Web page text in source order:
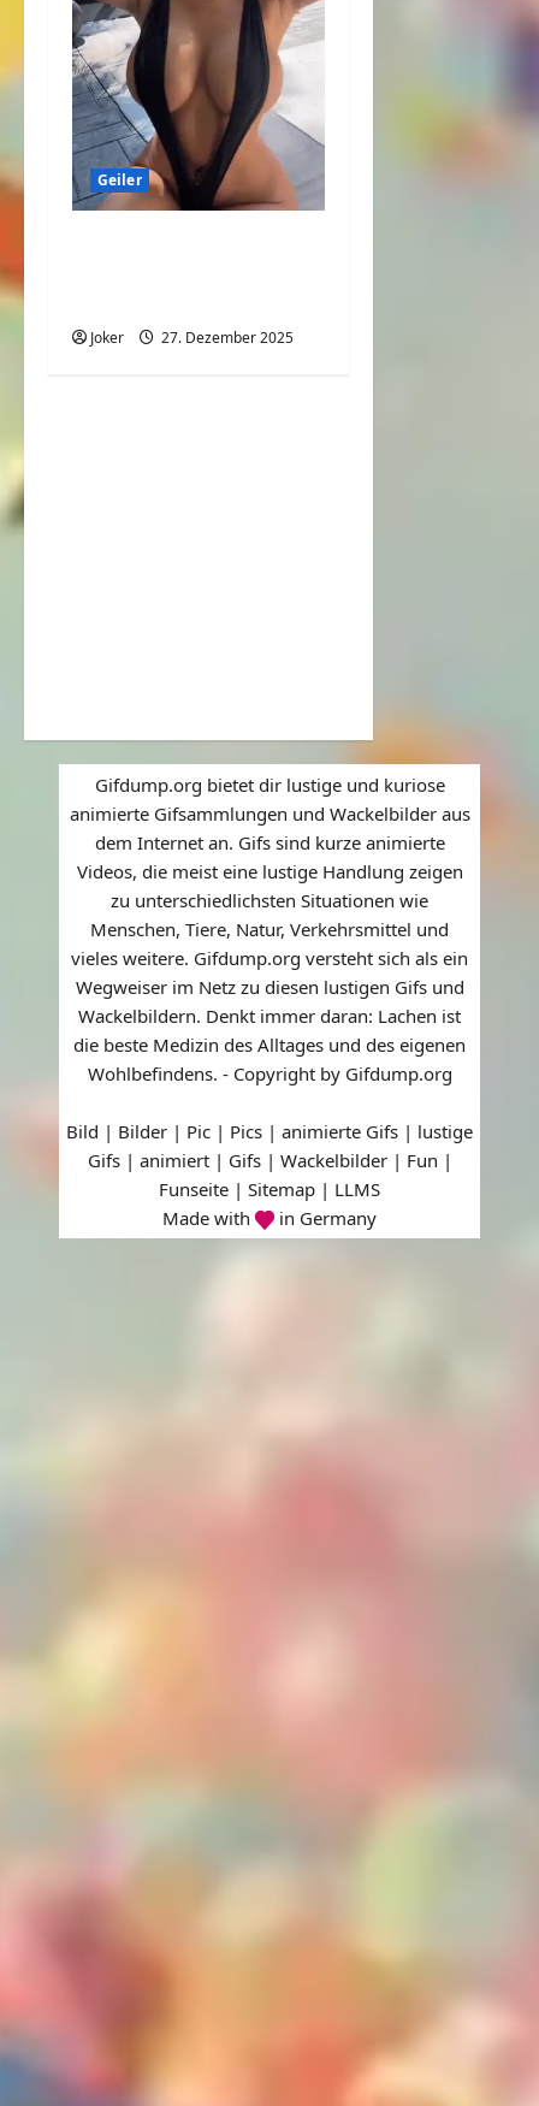
Geiler
Joker 27. Dezember 2025
Gifdump.org bietet dir lustige und kuriose
animierte Gifsammlungen und Wackelbilder aus
dem Internet an. Gifs sind kurze animierte
Videos, die meist eine lustige Handlung zeigen
zu unterschiedlichsten Situationen wie
Menschen, Tiere, Natur, Verkehrsmittel und
vieles weitere. Gifdump.org versteht sich als ein
Wegweiser im Netz zu diesen lustigen Gifs und
Wackelbildern. Denkt immer daran: Lachen ist
die beste Medizin des Alltages und des eigenen
Wohlbefindens. - Copyright by Gifdump.org
Bild | Bilder | Pic | Pics | animierte Gifs | lustige
Gifs | animiert | Gifs | Wackelbilder | Fun |
Funseite | Sitemap | LLMS
Made with
in Germany